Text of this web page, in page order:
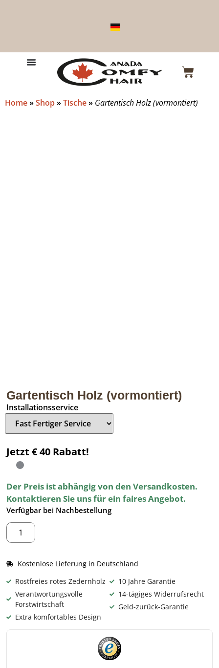
Home»Shop»Tische» Gartentisch Holz (vormontiert)
Gartentisch Holz (vormontiert)
Installationsservice
Jetzt € 40 Rabatt!
Der Preis ist abhängig von den Versandkosten.
Kontaktieren Sie uns für ein faires Angebot.
Verfügbar bei Nachbestellung
Kostenlose Lieferung in Deutschland
Rostfreies rotes Zedernholz
Verantwortungsvolle
Forstwirtschaft
Extra komfortables Design
10 Jahre Garantie
14-tägiges Widerrufsrecht
Geld-zurück-Garantie